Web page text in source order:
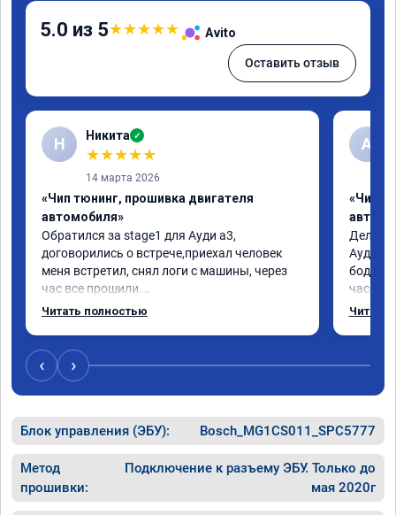
5.0 из 5★★★★★ Avito
Оставить отзыв
Н Никита ✓
★★★★★
14 марта 2026
«Чип тюнинг, прошивка двигателя
автомобиля»
Обратился за stage1 для Ауди а3,
договорились о встрече,приехал человек
меня встретил, снял логи с машины, через
час все прошили.
Арман спасибо тебе огромное, машинка по
может 🤣машина едет не в себя, еще раз
спасибо вам!!!!!!!
Читать полностью
А
«Чип
Делал
как
Читать
‹ ›
Блок управления (ЭБУ): Bosch_MG1CS011_SPC5777
Метод
прошивки:
Подключение к разъему ЭБУ. Только до
мая 2020г